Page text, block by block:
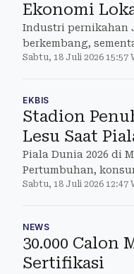
Ekonomi
Industri pernikahan
berkembang,
Sabtu, 18 Juli 2026 15:57
EKBIS
Stadion
Lesu Saat
Piala Dunia 2026 di
Pertumbuhan,
lonjakan.
Sabtu, 18 Juli 2026 12:47
NEWS
30.000 Calon
Sertifikasi